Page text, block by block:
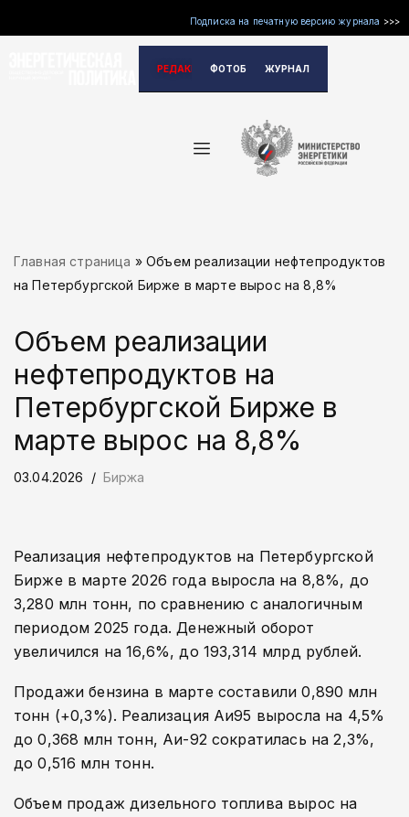
Подписка на печатную версию журнала >>>
РЕДАКЦИЯФОТОБАНКЖУРНАЛ
Главная страница »Объем реализации нефтепродуктов
на Петербургской Бирже в марте вырос на 8,8%
Объем реализации
нефтепродуктов на
Петербургской Бирже в
марте вырос на 8,8%
03.04.2026 Биржа
Реализация нефтепродуктов на Петербургской
Бирже в марте 2026 года выросла на 8,8%, до
3,280 млн тонн, по сравнению с аналогичным
периодом 2025 года. Денежный оборот
увеличился на 16,6%, до 193,314 млрд рублей.
Продажи бензина в марте составили 0,890 млн
тонн (+0,3%). Реализация Аи95 выросла на 4,5%
до 0,368 млн тонн, Аи-92 сократилась на 2,3%,
до 0,516 млн тонн.
Объем продаж дизельного топлива вырос на